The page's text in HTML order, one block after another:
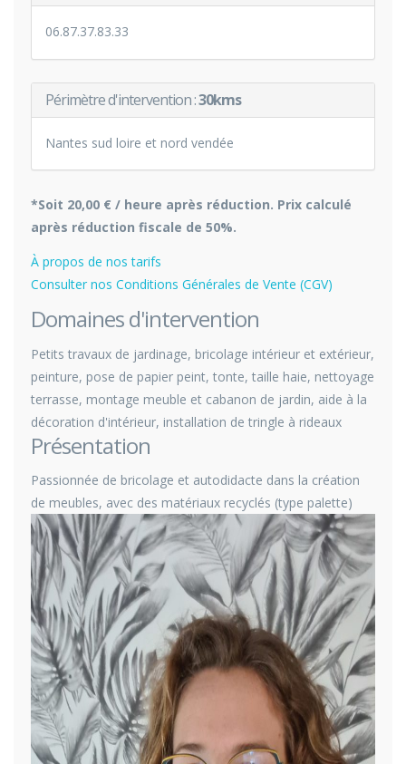
06.87.37.83.33
Périmètre d'intervention :30kms
Nantes sud loire et nord vendée
*Soit 20,00 € / heure après réduction. Prix calculé
après réduction fiscale de 50%.
À propos de nos tarifs
Consulter nos Conditions Générales de Vente (CGV)
Domaines d'intervention
Petits travaux de jardinage, bricolage intérieur et extérieur,
peinture, pose de papier peint, tonte, taille haie, nettoyage
terrasse, montage meuble et cabanon de jardin, aide à la
décoration d'intérieur, installation de tringle à rideaux
Présentation
Passionnée de bricolage et autodidacte dans la création
de meubles, avec des matériaux recyclés (type palette)